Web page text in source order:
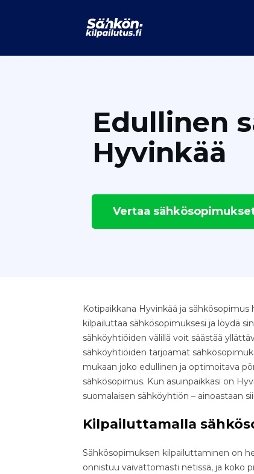
Edullinen
Hyvinkää
Vertaa
Kotipaikkana Hyvinkää ja
kilpailuttaa sähkösopimuksesi ja löydä
sähköyhtiöiden välillä voit säästää
sähköyhtiöiden tarjoamat
mukaan joko edullinen ja optimoitava
sähkösopimus. Kun asuinpaikkasi on
suomalaisen sähköyhtiön – ainoastaan
Kilpailuttamalla
Sähkösopimuksen kilpailuttaminen on
onnistuu vaivattomasti netissä, ja koko